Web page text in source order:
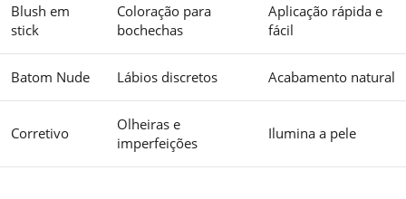
Blush em
stick
Coloração para
bochechas
Aplicação rápida e
fácil
Batom Nude Lábios discretos Acabamento natural
Corretivo
Olheiras e
imperfeições
Ilumina a pele